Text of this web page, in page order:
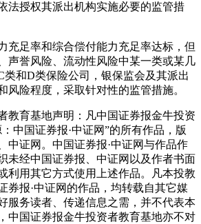
法授权其派出机构实施必要的监管措
足率和综合偿付能力充足率达标，但
声誉风险、流动性风险中某一类或某几
类和D类保险公司，银保监会及其派出
风险程度，采取针对性的监管措施。
教育基地声明：凡中国证券报金牛投资
中国证券报·中证网”的所有作品，版
中证网。中国证券报·中证网与作品作
未经中国证券报、中证网以及作者书面
利用其它方式使用上述作品。凡本投教
券报·中证网的作品，均转载自其它媒
服务读者、传递信息之需，并不代表本
中国证券报金牛投资者教育基地亦不对